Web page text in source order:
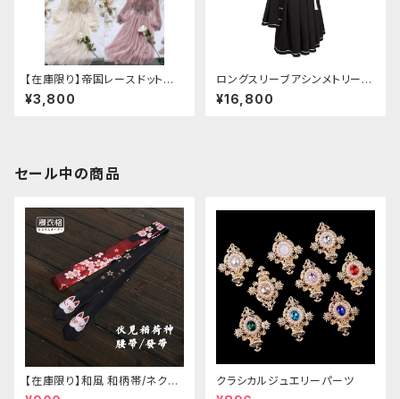
【在庫限り】帝国レースドットワ
ンピース
¥3,800
ロングスリーブアシンメトリーチ
ャイナドレス
¥16,800
セール中の商品
【在庫限り】和風 和柄帯/ネクタ
イ/リボン（狐面/金魚
クラシカルジュエリーパーツ